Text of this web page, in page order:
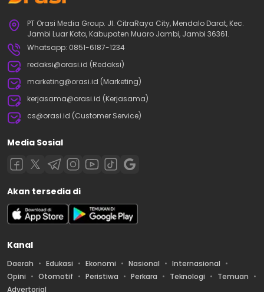
PT Orasi Media Group. Jl. CitraRaya City, Mendalo Darat, Kec.
Jambi Luar Kota, Kabupaten Muaro Jambi, Jambi 36361.
Whatsapp: 0851-6187-1234
redaksi@orasi.id (Redaksi)
marketing@orasi.id (Marketing)
kerjasama@orasi.id (Kerjasama)
cs@orasi.id (Customer Service)
Media Sosial
Akan tersedia di
Kanal
Daerah Edukasi Ekonomi Nasional
Internasional
Opini
Otomotif Peristiwa Perkara Teknologi
Temuan
Advertorial